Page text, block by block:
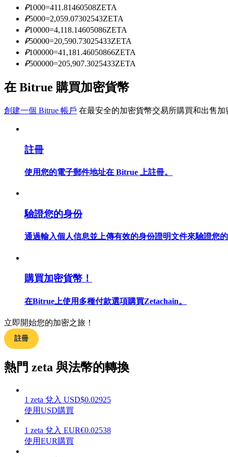
成為跟單交易員
坐享盈利分成和跟單分傭
合約資訊
包含交易情況等的大數據分析
合約指南
合約功能使用指南
交易策略
學習如何保持盈利
₽1000=411.81460508ZETA
₽5000=2,059.07302543ZETA
₽10000=4,118.14605086ZETA
₽50000=20,590.73025433ZETA
₽100000=41,181.46050866ZETA
₽500000=205,907.3025433ZETA
在 Bitrue 購買加密貨幣
創建一個 Bitrue 帳戶 在最安全的加密貨幣交易所購買和出售加
註冊
使用您的電子郵件地址在 Bitrue 上註冊。
驗證您的身份
通過輸入個人信息並上傳有效的身份證明文件來驗證您
購買加密貨幣！
在Bitrue上使用多種付款選項購買Zetachain。
立即開始您的加密之旅！
註冊
熱門 zeta 與法幣的轉換
1 zeta 兌入 USD$0.02925
使用USD購買
1 zeta 兌入 EUR€0.02538
使用EUR購買